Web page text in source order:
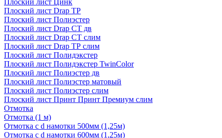
Плоский лист Цинк
Плоский лист Drap ТР
Плоский лист Полиэстер
Плоский лист Drap СТ дв
Плоский лист Drap СТ слим
Плоский лист Drap ТР слим
Плоский лист Полидэкстер
Плоский лист Полидэкстер TwinColor
Плоский лист Полиэстер дв
Плоский лист Полиэстер матовый
Плоский лист Полиэстер слим
Плоский лист Принт Принт Премиум слим
Отмотка
Отмотка (1 м)
Отмотка с d намотки 500мм (1,25м)
Отмотка с d намотки 600мм (1,25м)